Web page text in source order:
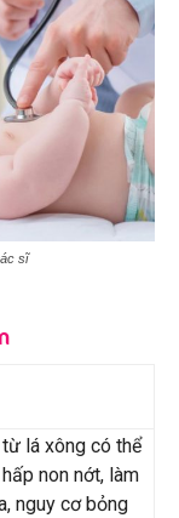
sĩ
lá xông có thể
non nớt, làm
nguy cơ bỏng